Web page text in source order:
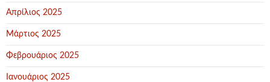
Απρίλιος 2025
Μάρτιος 2025
Φεβρουάριος 2025
Ιανουάριος 2025